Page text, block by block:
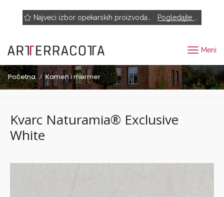
Meni
Početna / Kamen i mermer
Kvarc Naturamia® Exclusive
White